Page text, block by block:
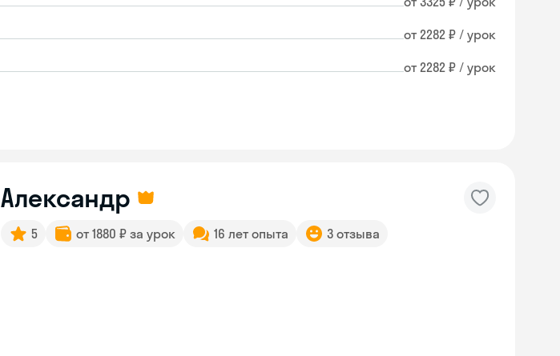
от 2282 ₽ / урок
от 2282 ₽ / урок
Александр
5 от 1880 ₽ за урок 16 лет опыта 3 отзыва